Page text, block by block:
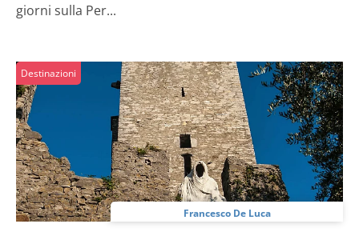
giorni sulla Per...
Destinazioni
Francesco De Luca